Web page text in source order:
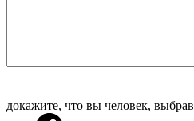
докажите, что вы человек, выбрав